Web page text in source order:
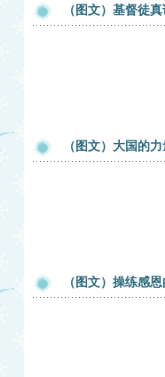
（图文）基督徒
（图文）大国的
（图文）操练感